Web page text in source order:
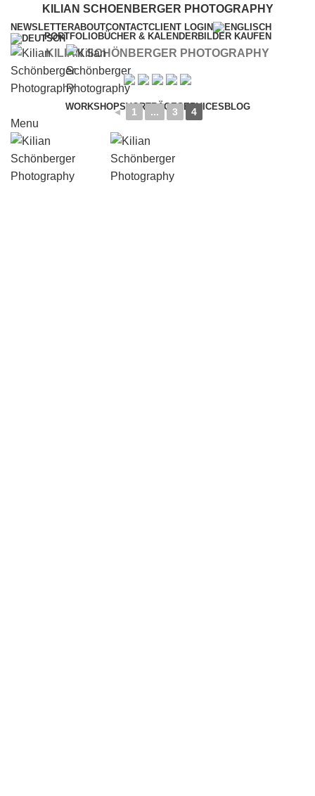
KILIAN SCHOENBERGER PHOTOGRAPHY
NEWSLETTERABOUTCONTACTCLIENT LOGIN
KILIAN SCHÖNBERGER PHOTOGRAPHY
PORTFOLIOBÜCHER & KALENDERBILDER KAUFEN
WORKSHOPSVORTRÄGESERVICES BLOG
Menu
◄ 1 ... 3 4